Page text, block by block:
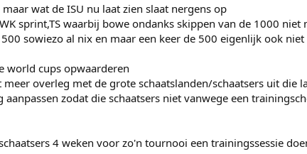
wat de ISU nu laat zien slaat nergens op
sprint,TS waarbij bowe ondanks skippen van de 1000
sowiezo al nix en maar een keer de 500 eigenlijk ook niet
world cups opwaarderen
overleg met de grote schaatslanden/schaatsers uit die
zodat die schaatsers niet vanwege een
4 weken voor zo'n tournooi een trainingssessie